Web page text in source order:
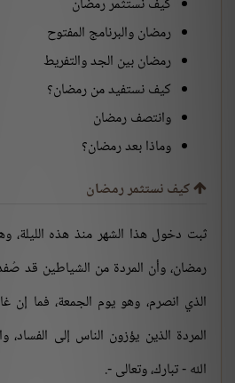
كيف نستثمر رمضان
رمضان والبرنامج المفتوح
رمضان بين الجد والتفريط
كيف نستفيد من رمضان؟
وانتصف رمضان
وماذا بعد رمضان؟
كيف نستثمر رمضان
ثبت دخول هذا الشهر منذ هذه الليلة،
رمضان، وأن المردة من الشياطين قد
الذي انصرم، وهو يوم الجمعة، فما
المردة الذين يؤزون الناس إلى الفساد،
الله - تبارك، وتعالى -.